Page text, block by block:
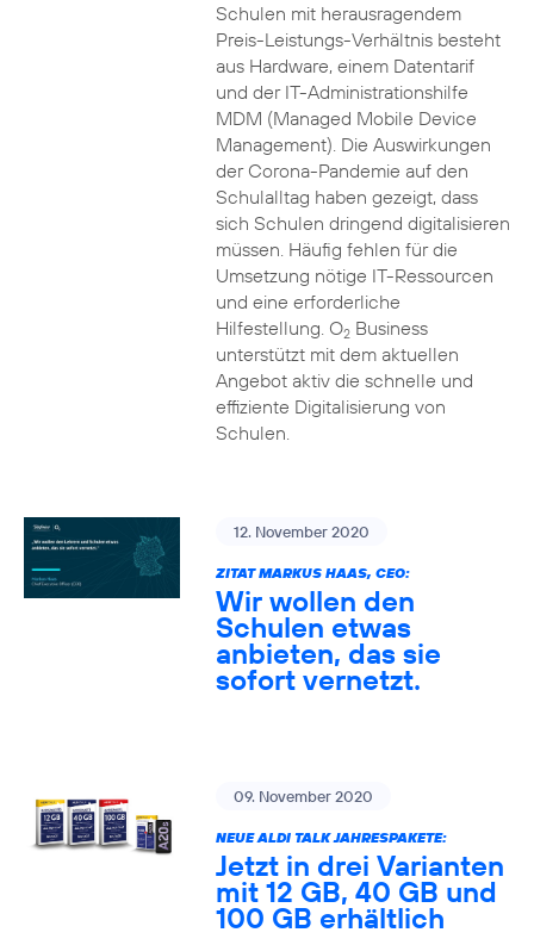
Schulen mit herausragendem
Preis-Leistungs-Verhältnis besteht
aus Hardware, einem Datentarif
und der IT-Administrationshilfe
MDM (Managed Mobile Device
Management). Die Auswirkungen
der Corona-Pandemie auf den
Schulalltag haben gezeigt, dass
sich Schulen dringend digitalisieren
müssen. Häufig fehlen für die
Umsetzung nötige IT-Ressourcen
und eine erforderliche
Hilfestellung. O2Business
unterstützt mit dem aktuellen
Angebot aktiv die schnelle und
effiziente Digitalisierung von
Schulen.
12. November 2020
ZITAT MARKUS HAAS, CEO:
Wir wollen den
Schulen etwas
anbieten, das sie
sofort vernetzt.
09. November 2020
NEUE ALDI TALK JAHRESPAKETE:
Jetzt in drei Varianten
mit 12 GB, 40 GB und
100 GB erhältlich